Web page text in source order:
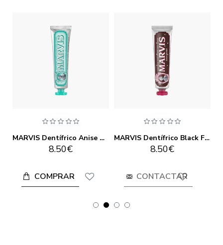
MARVIS Dentífrico Anise Mint 85ml
8.50€
COMPRAR
MARVIS Dentífrico Black Forest 75ml
8.50€
CONTACTAR